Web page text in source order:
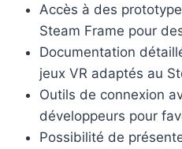
Accès à des
Steam Frame pour
Documentation
jeux VR adaptés au
Outils de connexion
développeurs pour
Possibilité de